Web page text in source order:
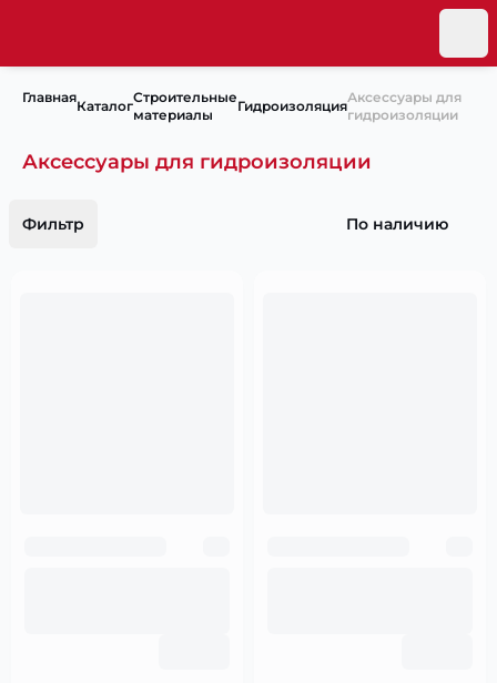
Главная
Каталог
Строительные
материалы
Гидроизоляция
Аксессуары для
гидроизоляции
Аксессуары для гидроизоляции
Фильтр По наличию